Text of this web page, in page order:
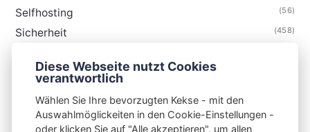
Selfhosting (56)
Sicherheit (458)
Thunderbird
Diese Webseite nutzt Cookies
verantwortlich
Wählen Sie Ihre bevorzugten Kekse - mit den
Auswahlmöglickeiten in den Cookie-Einstellungen -
oder klicken Sie auf "Alle akzeptieren", um allen